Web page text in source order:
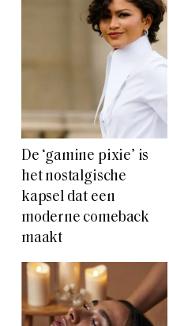
De ‘gamine pixie’ is
het nostalgische
kapsel dat een
moderne comeback
maakt